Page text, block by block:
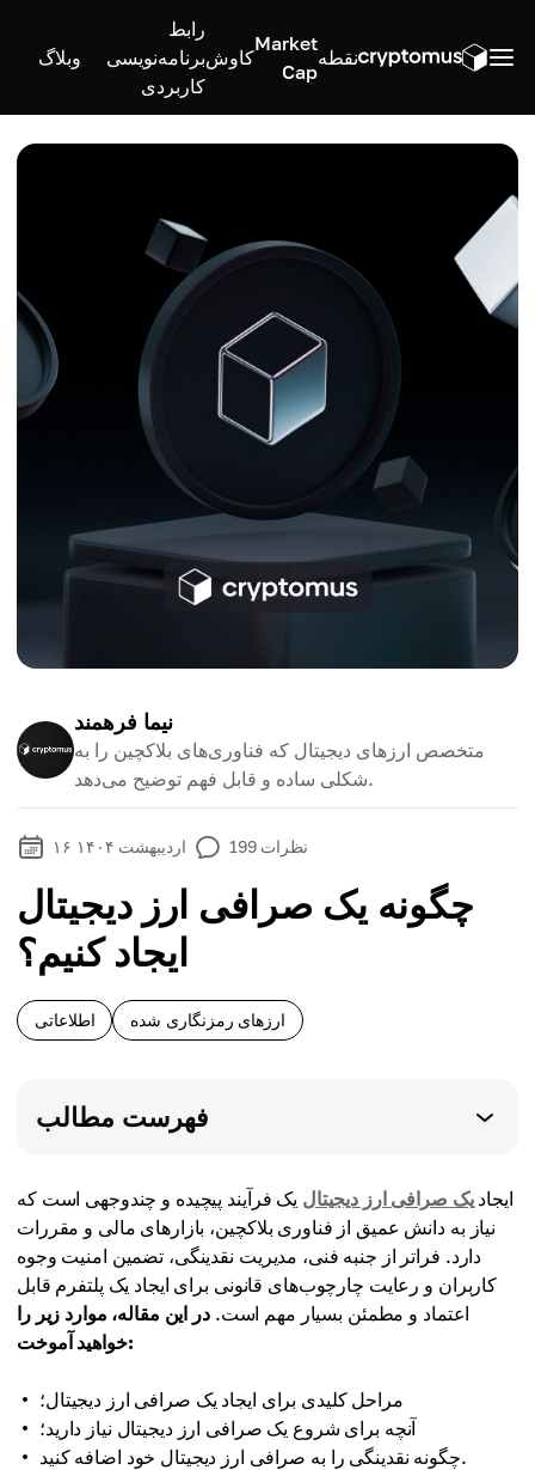
نقطه
Market
Cap
کاوش
رابط
برنامه‌نویسی
کاربردی
وبلاگ
نیما فرهمند
متخصص ارزهای دیجیتال که فناوری‌های بلاکچین را به
شکلی ساده و قابل فهم توضیح می‌دهد.
۱۶ اردیبهشت ۱۴۰۴ 199 نظرات
چگونه یک صرافی ارز دیجیتال
ایجاد کنیم؟
اطلاعاتی ارزهای رمزنگاری شده
فهرست مطالب
ایجادیک صرافی ارز دیجیتال یک فرآیند پیچیده و چندوجهی است که
نیاز به دانش عمیق از فناوری بلاکچین، بازارهای مالی و مقررات
دارد. فراتر از جنبه فنی، مدیریت نقدینگی، تضمین امنیت وجوه
کاربران و رعایت چارچوب‌های قانونی برای ایجاد یک پلتفرم قابل
اعتماد و مطمئن بسیار مهم است.در این مقاله، موارد زیر را
خواهید آموخت:
مراحل کلیدی برای ایجاد یک صرافی ارز دیجیتال؛
آنچه برای شروع یک صرافی ارز دیجیتال نیاز دارید؛
چگونه نقدینگی را به صرافی ارز دیجیتال خود اضافه کنید.